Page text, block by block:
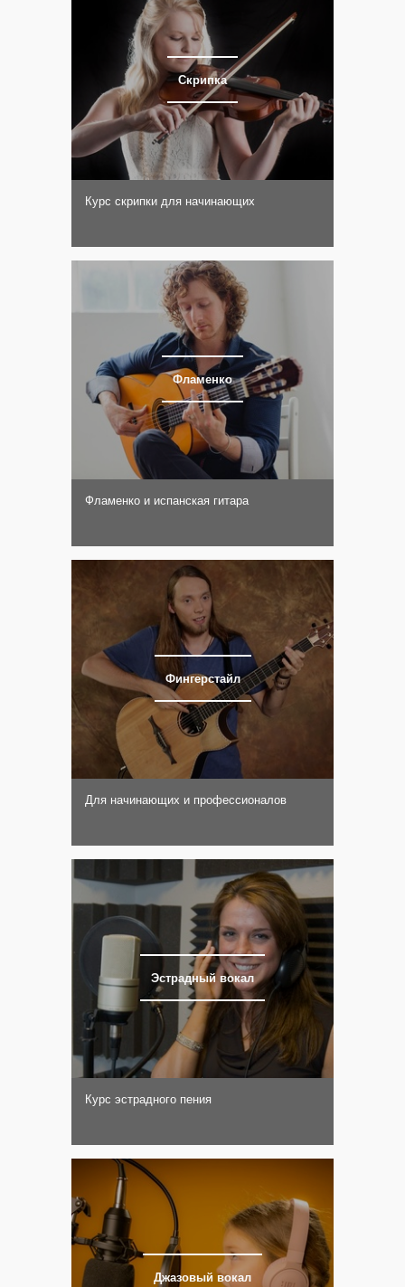
Скрипка
Курс скрипки для начинающих
Фламенко
Фламенко и испанская гитара
Фингерстайл
Для начинающих и профессионалов
Эстрадный вокал
Курс эстрадного пения
Джазовый вокал